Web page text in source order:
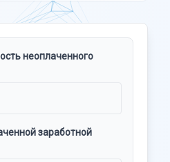
неоплаченного
заработной